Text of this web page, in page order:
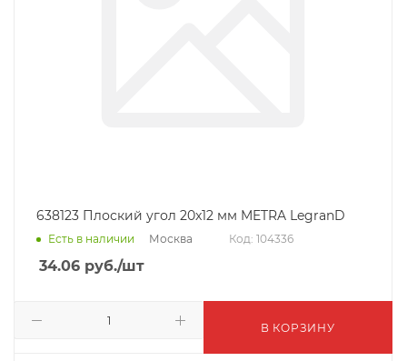
638123 Плоский угол 20x12 мм METRA LegranD
Есть в наличии Москва Код: 104336
34.06 руб./шт
В КОРЗИНУ